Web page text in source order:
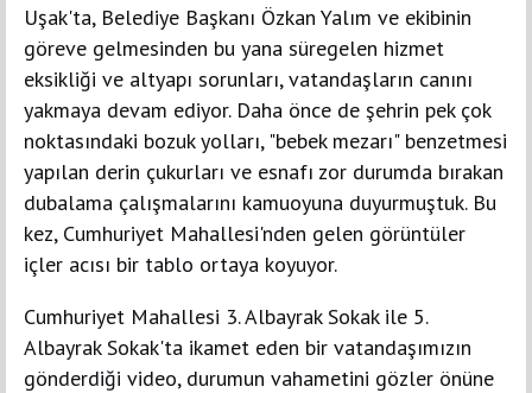
Uşak'ta, Belediye Başkanı Özkan Yalım ve ekibinin
göreve gelmesinden bu yana süregelen hizmet
eksikliği ve altyapı sorunları, vatandaşların canını
yakmaya devam ediyor. Daha önce de şehrin pek çok
noktasındaki bozuk yolları, "bebek mezarı" benzetmesi
yapılan derin çukurları ve esnafı zor durumda bırakan
dubalama çalışmalarını kamuoyuna duyurmuştuk. Bu
kez, Cumhuriyet Mahallesi'nden gelen görüntüler
içler acısı bir tablo ortaya koyuyor.
Cumhuriyet Mahallesi 3. Albayrak Sokak ile 5.
Albayrak Sokak'ta ikamet eden bir vatandaşımızın
gönderdiği video, durumun vahametini gözler önüne